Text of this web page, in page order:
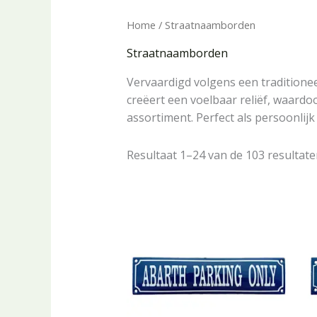
Home / Straatnaamborden
Straatnaamborden
Vervaardigd volgens een
creëert een voelbaar reliëf,
assortiment. Perfect als
Resultaat 1–24 van de 103